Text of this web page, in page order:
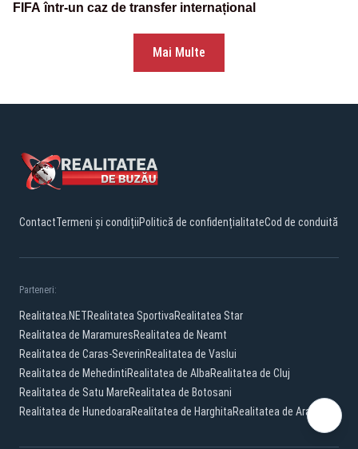
FIFA într-un caz de transfer internațional
Mai Multe
ContactTermeni și condițiiPolitică de confidențialitateCod de conduită
Parteneri:
Realitatea.NETRealitatea SportivaRealitatea Star
Realitatea de MaramuresRealitatea de Neamt
Realitatea de Caras-SeverinRealitatea de Vaslui
Realitatea de MehedintiRealitatea de AlbaRealitatea de Cluj
Realitatea de Satu MareRealitatea de Botosani
Realitatea de HunedoaraRealitatea de HarghitaRealitatea de Arad